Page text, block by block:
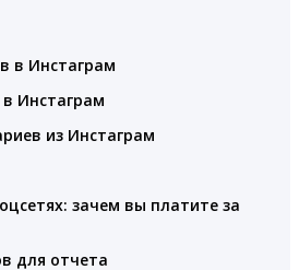
в Инстаграм
Инстаграм
из Инстаграм
зачем вы платите за
для отчета